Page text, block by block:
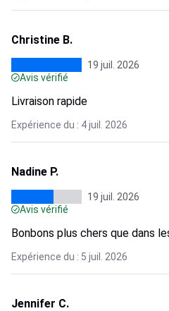
Christine B.
19 juil. 2026
Avis vérifié
Livraison rapide
Expérience du : 4 juil. 2026
Nadine P.
19 juil. 2026
Avis vérifié
Bonbons plus chers que dans
Expérience du : 5 juil. 2026
Jennifer C.